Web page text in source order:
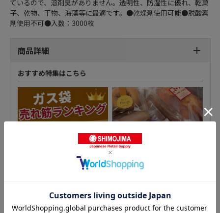
ているので、溶剤臭がありません。透明性、防湿性に優れ、乾菓
子、乾物、干物、海藻等に最適です。●乾燥剤使用可能●脱酸素
剤使用不可●入数：3000枚
商品詳細
おすすめ特集はこちら
パートコート袋 平袋の人気商品との比較